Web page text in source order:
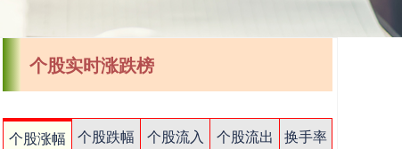
个股实时涨跌榜
个股涨幅 个股跌幅 个股流入 个股流出
换手率